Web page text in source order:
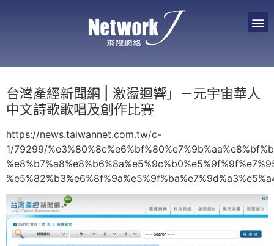
台灣產經新聞網 | 激盪迴響」－元宇宙華人
中文詩歌歌唱及創作比賽
https://news.taiwannet.com.tw/c-
1/79299/